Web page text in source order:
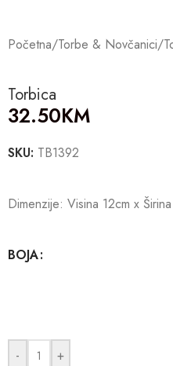
Početna/Torbe & Novčanici/
Torbica
32.50KM
SKU: TB1392
Dimenzije: Visina 12cm x
BOJA
- +